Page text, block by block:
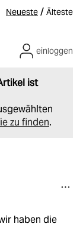
Neueste / Älteste
ist
zu finden.
einloggen
haben die